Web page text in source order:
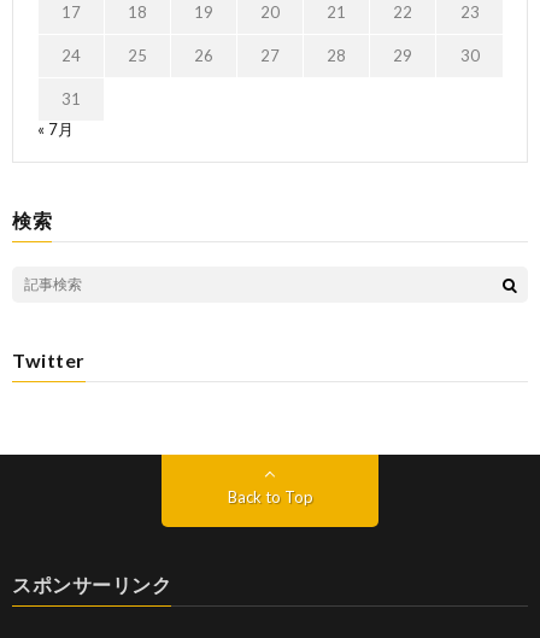
17 18 19 20 21 22 23
24 25 26 27 28 29 30
31
« 7月
検索
Twitter
Back to Top
スポンサーリンク